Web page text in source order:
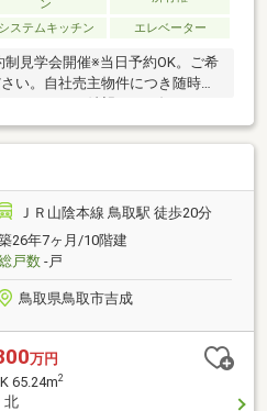
ン
システムキッチン エレベーター
見学会開催※当日予約OK。ご希
い。自社売主物件につき随時内
イント】・本物件は条件により
されます。・お客様に合わせた
機関をご提案。住宅ローンが初
ご相談ください。【周辺施
500ｍ（徒歩 約7分）・鶴山中
歩 約12分）・天満屋ハピーズ
ｍ（徒歩 約15分）・バス停
（徒歩 約3分）
ＪＲ山陰本線 鳥取駅 徒歩20分
26年7ヶ月/10階建
戸数-戸
鳥取県鳥取市吉成
万円
65.24m2
北